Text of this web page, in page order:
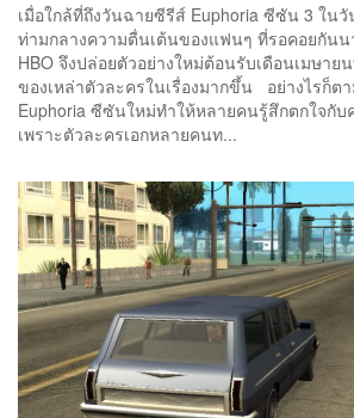
เมื่อใกล้ที่ถึงวันฉายซีรีส์ Euphoria ซีซัน 3 ใน
ท่ามกลางความตื่นเต้นของแฟนๆ ที่รอคอยกันน
HBO จึงปล่อยตัวอย่างใหม่ต้อนรับเดือนเมษาย
ของเหล่าตัวละครในเรื่องมากขึ้น อย่างไรก็ต
Euphoria ซีซันใหม่ทำให้หลายคนรู้สึกตกใจกับ
เพราะตัวละครเอกหลายคนท...